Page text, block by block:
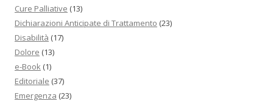
Cure Palliative (13)
Dichiarazioni Anticipate di Trattamento (23)
Disabilità (17)
Dolore (13)
e-Book (1)
Editoriale (37)
Emergenza (23)